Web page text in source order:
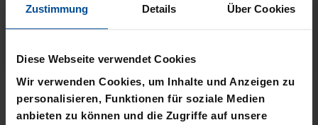
Zustimmung Details Über Cookies
Diese Webseite verwendet Cookies
Wir verwenden Cookies, um Inhalte und Anzeigen zu
personalisieren, Funktionen für soziale Medien
anbieten zu können und die Zugriffe auf unsere
Neu
T-SHIRT STADTMOMENTE
29,95 €
Neu
HOODIE STADTMOMENTE
59,95 €